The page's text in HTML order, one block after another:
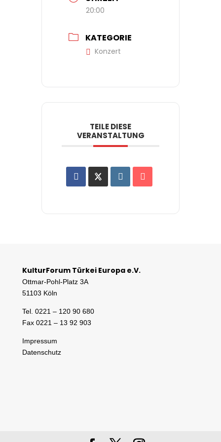
20:00
KATEGORIE
Konzert
TEILE DIESE
VERANSTALTUNG
KulturForum Türkei Europa e.V.
Ottmar-Pohl-Platz 3A
51103 Köln
Tel. 0221 – 120 90 680
Fax 0221 – 13 92 903
Impressum
Datenschutz